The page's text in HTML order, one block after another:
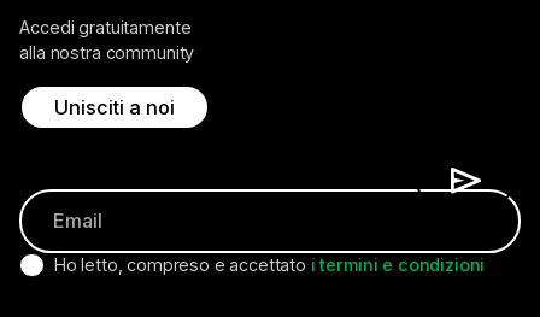
Accedi gratuitamente
alla nostra community
Unisciti a noi
Ho letto, compreso e accettato i termini e condizioni